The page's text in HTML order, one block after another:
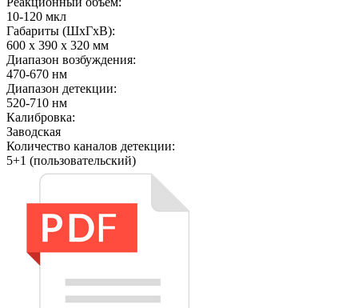
10-120 мкл
Габариты (ШхГхВ):
600 х 390 х 320 мм
Диапазон возбуждения:
470-670 нм
Диапазон детекции:
520-710 нм
Калибровка:
Заводская
Количество каналов детекции:
5+1 (пользовательский)